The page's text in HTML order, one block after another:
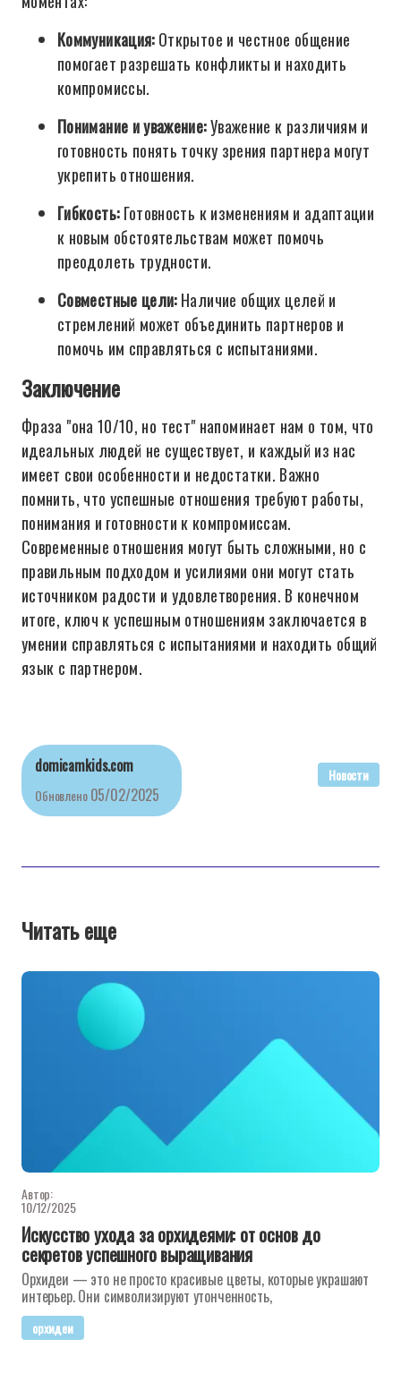
Коммуникация:Открытое и честное общение
помогает разрешать конфликты и находить
компромиссы.
Понимание и уважение:Уважение к различиям и
готовность понять точку зрения партнера могут
укрепить отношения.
Гибкость:Готовность к изменениям и адаптации
к новым обстоятельствам может помочь
преодолеть трудности.
Совместные цели:Наличие общих целей и
стремлений может объединить партнеров и
помочь им справляться с испытаниями.
Заключение
Фраза "она 10/10, но тест" напоминает нам о том, что
идеальных людей не существует, и каждый из нас
имеет свои особенности и недостатки. Важно
помнить, что успешные отношения требуют работы,
понимания и готовности к компромиссам.
Современные отношения могут быть сложными, но с
правильным подходом и усилиями они могут стать
источником радости и удовлетворения. В конечном
итоге, ключ к успешным отношениям заключается в
умении справляться с испытаниями и находить общий
язык с партнером.
domicamkids.com
Обновлено 05/02/2025
Новости
Читать еще
Автор:
10/12/2025
Искусство ухода за орхидеями: от основ до
секретов успешного выращивания
Орхидеи — это не просто красивые цветы, которые украшают
интерьер. Они символизируют утонченность,
орхидеи